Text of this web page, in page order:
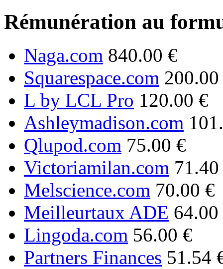
Rémunération au
Naga.com 840.00 €
Squarespace.com
L by LCL Pro 120.00 €
Ashleymadison.com
Qlupod.com 75.00 €
Victoriamilan.com
Melscience.com 70.00 €
Meilleurtaux ADE 64.00
Lingoda.com 56.00 €
Partners Finances 51.54